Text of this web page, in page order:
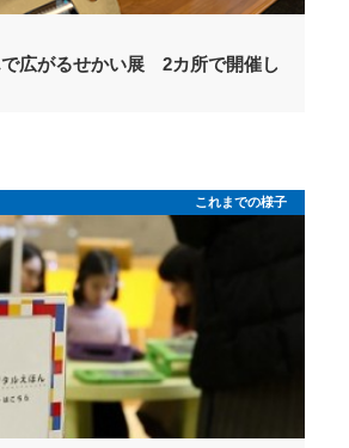
広がるせかい展 2カ所で開催し
これまでの様子